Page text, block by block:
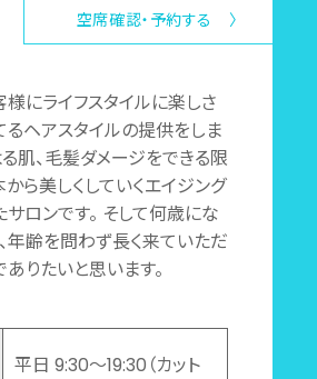
空席確認・予約する 〉
にライフスタイルに楽しさ
るヘアスタイルの提供をしま
る肌、毛髪ダメージをできる限
ら美しくしていくエイジング
ロンです。 そして何歳にな
年齢を問わず長く来ていただ
りたいと思います。
平日 9:30～19:30（カット